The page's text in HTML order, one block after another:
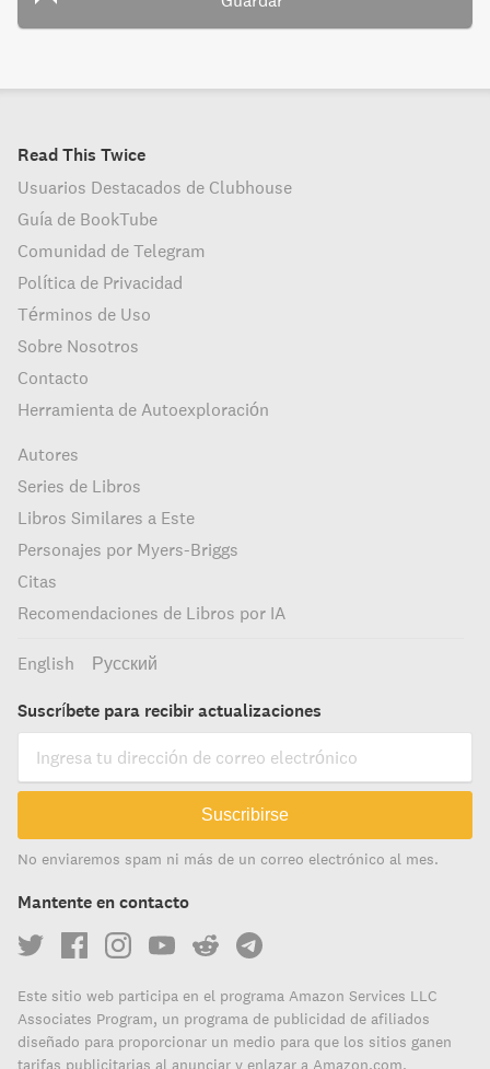
Read This Twice
Usuarios Destacados de Clubhouse
Guía de BookTube
Comunidad de Telegram
Política de Privacidad
Términos de Uso
Sobre Nosotros
Contacto
Herramienta de Autoexploración
Autores
Series de Libros
Libros Similares a Este
Personajes por Myers-Briggs
Citas
Recomendaciones de Libros por IA
English Русский
Suscríbete para recibir actualizaciones
Suscribirse
No enviaremos spam ni más de un correo electrónico al mes.
Mantente en contacto
Este sitio web participa en el programa Amazon Services LLC
Associates Program, un programa de publicidad de afiliados
diseñado para proporcionar un medio para que los sitios ganen
tarifas publicitarias al anunciar y enlazar a Amazon.com.